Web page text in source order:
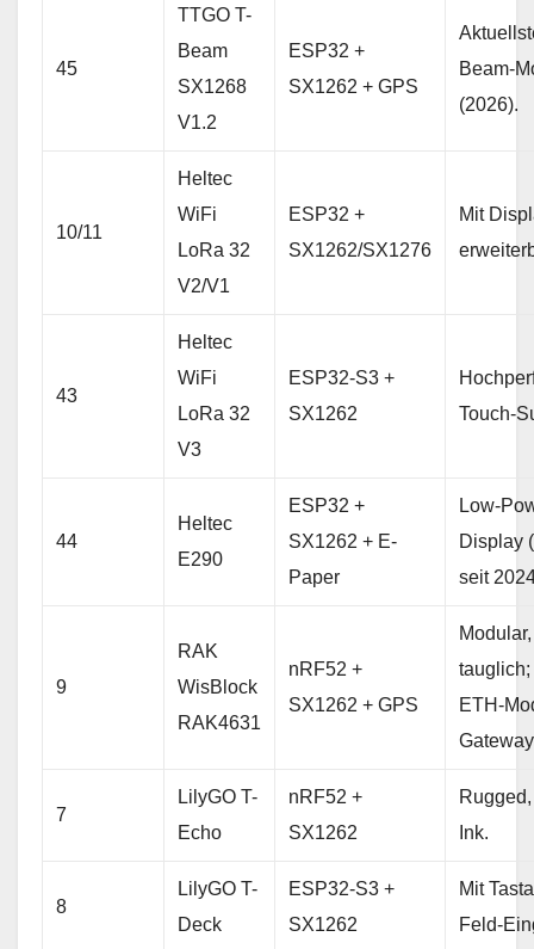
45
TTGO T-
Beam
SX1268
V1.2
ESP32 +
SX1262 + GPS
Beam-
(2026).
10/11
Heltec
WiFi
LoRa 32
V2/V1
ESP32 +
SX1262/SX1276
Mit
43
Heltec
WiFi
LoRa 32
V3
ESP32-S3 +
SX1262
Touch-
44
Heltec
E290
ESP32 +
SX1262 + E-
Paper
Low-
Display
seit
9
RAK
WisBlock
RAK4631
nRF52 +
SX1262 + GPS
tauglich;
ETH-
7
LilyGO T-
Echo
nRF52 +
SX1262
Ink.
8
LilyGO T-
Deck
ESP32-S3 +
SX1262
Mit
Feld-